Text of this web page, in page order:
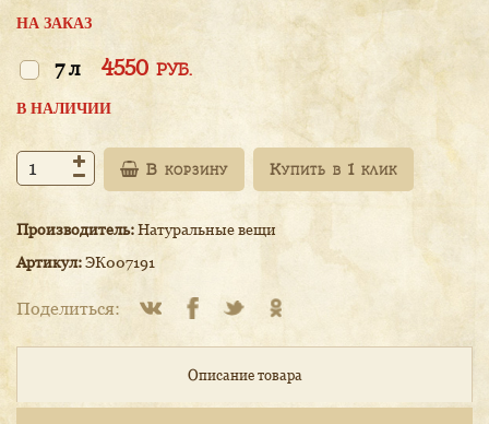
НА ЗАКАЗ
7 л 4550 РУБ.
В НАЛИЧИИ
В корзину
Производитель:Натуральные вещи
Артикул:ЭК007191
Поделиться:
Описание товара